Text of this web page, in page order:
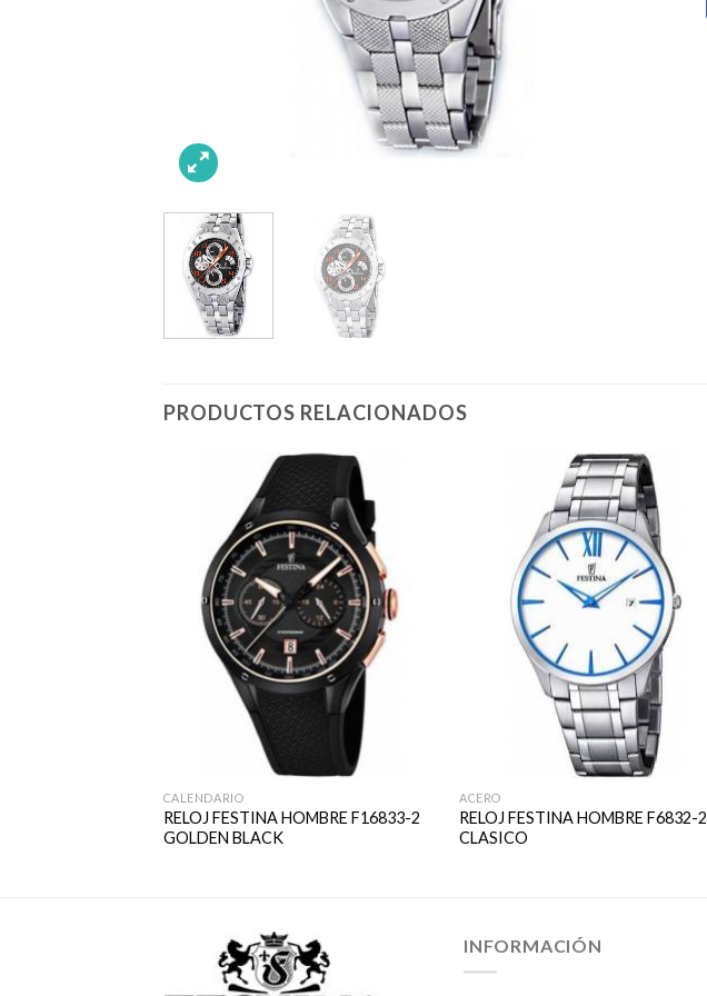
PRODUCTOS RELACIONADOS
CALENDARIO
RELOJ FESTINA HOMBRE F16833-2
GOLDEN BLACK
ACERO
RELOJ FESTINA HOMBRE F6832-2
CLASICO
INFORMACIÓN